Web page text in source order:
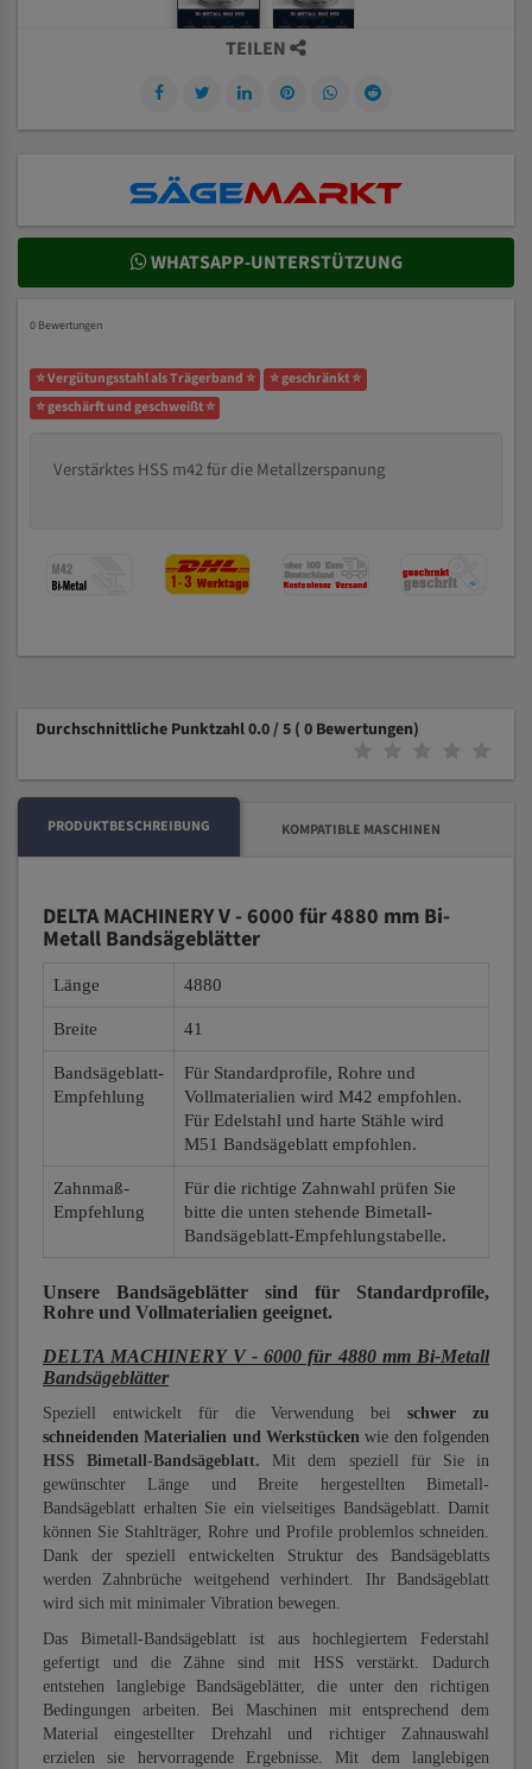
TEILEN
WHATSAPP-UNTERSTÜTZUNG
0 Bewertungen
⭐ Vergütungsstahl als Trägerband ⭐
⭐ geschränkt ⭐
⭐ geschärft und geschweißt ⭐
Verstärktes HSS m42 für die Metallzerspanung
Durchschnittliche Punktzahl 0.0 / 5 ( 0 Bewertungen)
PRODUKTBESCHREIBUNG KOMPATIBLE MASCHINEN
DELTA MACHINERY V - 6000 für 4880 mm Bi-
Metall Bandsägeblätter
Länge 4880
Breite 41
Bandsägeblatt-
Empfehlung
Für Standardprofile, Rohre und
Vollmaterialien wird M42 empfohlen.
Für Edelstahl und harte Stähle wird
M51 Bandsägeblatt empfohlen.
Zahnmaß-
Empfehlung
Für die richtige Zahnwahl prüfen Sie
bitte die unten stehende Bimetall-
Bandsägeblatt-Empfehlungstabelle.
Unsere Bandsägeblätter sind für Standardprofile,
Rohre und Vollmaterialien geeignet.
DELTA MACHINERY V - 6000 für 4880 mm Bi-Metall
Bandsägeblätter
Speziell entwickelt für die Verwendung beischwer zu
schneidenden Materialien und Werkstücken wie den folgenden
HSS Bimetall-Bandsägeblatt. Mit dem speziell für Sie in
gewünschter Länge und Breite hergestellten Bimetall-
Bandsägeblatt erhalten Sie ein vielseitiges Bandsägeblatt. Damit
können Sie Stahlträger, Rohre und Profile problemlos schneiden.
Dank der speziell entwickelten Struktur des Bandsägeblatts
werden Zahnbrüche weitgehend verhindert. Ihr Bandsägeblatt
wird sich mit minimaler Vibration bewegen.
Das Bimetall-Bandsägeblatt ist aus hochlegiertem Federstahl
gefertigt und die Zähne sind mit HSS verstärkt. Dadurch
entstehen langlebige Bandsägeblätter, die unter den richtigen
Bedingungen arbeiten. Bei Maschinen mit entsprechend dem
Material eingestellter Drehzahl und richtiger Zahnauswahl
erzielen sie hervorragende Ergebnisse. Mit dem langlebigen